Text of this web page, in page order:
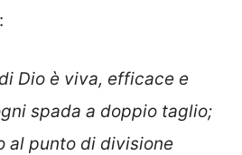
Dio è viva, efficace e
spada a doppio taglio;
al punto di divisione